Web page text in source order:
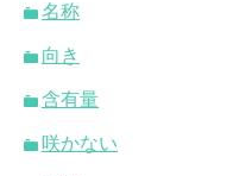
名称
向き
含有量
咲かない